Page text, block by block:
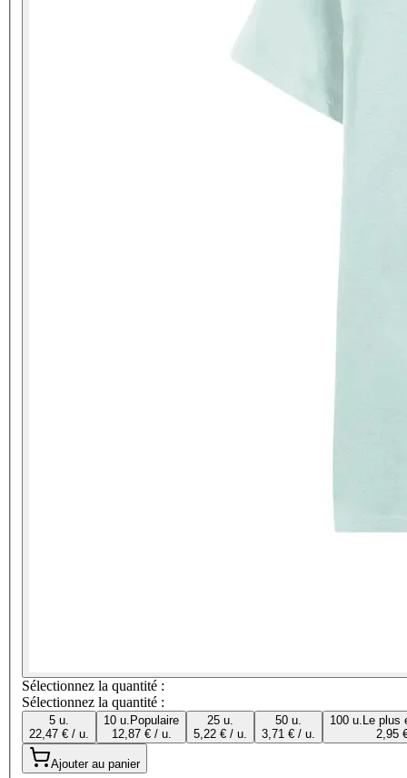
Sélectionnez la quantité :
Sélectionnez la quantité :
5 u.
22,47 € / u.
10 u. Populaire
12,87 € / u.
25 u.
5,22 € / u.
50 u.
3,71 € / u.
100 u. Le plus
2,95
Ajouter au panier